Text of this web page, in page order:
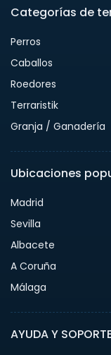
Categorías de
Perros
Caballos
Roedores
Terraristik
Granja / Ganadería
Ubicaciones
Madrid
Sevilla
Albacete
A Coruña
Málaga
AYUDA Y SOPORTE